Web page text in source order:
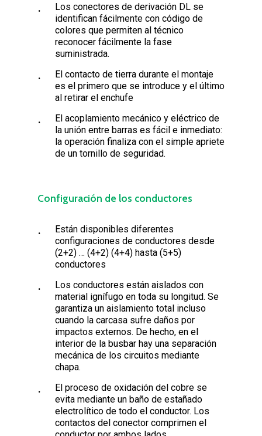
Los conectores de derivación DL se
identifican fácilmente con código de
colores que permiten al técnico
reconocer fácilmente la fase
suministrada.
El contacto de tierra durante el montaje
es el primero que se introduce y el último
al retirar el enchufe
El acoplamiento mecánico y eléctrico de
la unión entre barras es fácil e inmediato:
la operación finaliza con el simple apriete
de un tornillo de seguridad.
Configuración de los conductores
Están disponibles diferentes
configuraciones de conductores desde
(2+2) … (4+2) (4+4) hasta (5+5)
conductores
Los conductores están aislados con
material ignífugo en toda su longitud. Se
garantiza un aislamiento total incluso
cuando la carcasa sufre daños por
impactos externos. De hecho, en el
interior de la busbar hay una separación
mecánica de los circuitos mediante
chapa.
El proceso de oxidación del cobre se
evita mediante un baño de estañado
electrolítico de todo el conductor. Los
contactos del conector comprimen el